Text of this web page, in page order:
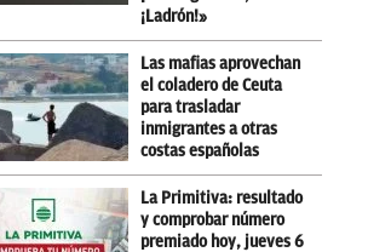
¡Ladrón!»
Las mafias aprovechan
el coladero de Ceuta
para trasladar
inmigrantes a otras
costas españolas
La Primitiva: resultado
y comprobar número
premiado hoy, jueves 6